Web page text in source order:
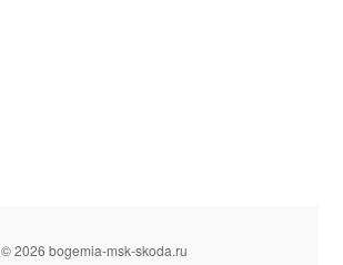
© 2026 bogemia-msk-skoda.ru